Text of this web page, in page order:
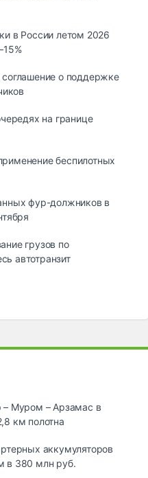
в России летом 2026
о поддержке
на границе
беспилотных
фур-должников в
грузов по
автотранзит
– Муром – Арзамас в
км полотна
аккумуляторов
в 380 млн руб.